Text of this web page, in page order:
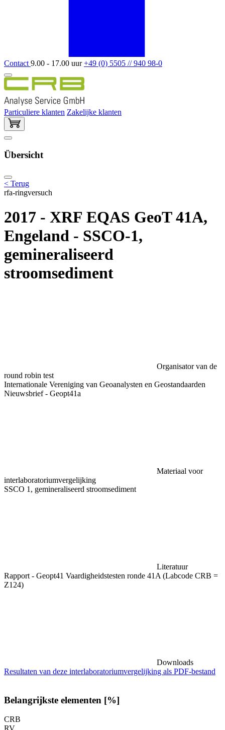
Contact 9.00 - 17.00 uur+49 (0) 5505 // 940 98-0
Particuliere klanten Zakelijke klanten
Übersicht
< Terug
rfa-ringversuch
2017 - XRF EQAS GeoT 41A,
Engeland - SSCO-1,
gemineraliseerd
stroomsediment
Organisator van de
round robin test
Internationale Vereniging van Geoanalysten en Geostandaarden
Nieuwsbrief - Geopt41a
Materiaal voor
interlaboratoriumvergelijking
SSCO 1, gemineraliseerd stroomsediment
Literatuur
Rapport - Geopt41 Vaardigheidstesten ronde 41A (Labcode CRB =
Z124)
Downloads
Resultaten van deze interlaboratoriumvergelijking als PDF-bestand
Belangrijkste elementen [%]
CRB